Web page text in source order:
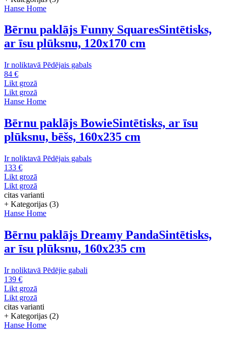
Hanse Home
Bērnu paklājs Funny SquaresSintētisks,
ar īsu plūksnu, 120x170 cm
Ir noliktavā Pēdējais gabals
84 €
Likt grozā
Likt grozā
Hanse Home
Bērnu paklājs BowieSintētisks, ar īsu
plūksnu, bēšs, 160x235 cm
Ir noliktavā Pēdējais gabals
133 €
Likt grozā
Likt grozā
citas varianti
+ Kategorijas (3)
Hanse Home
Bērnu paklājs Dreamy PandaSintētisks,
ar īsu plūksnu, 160x235 cm
Ir noliktavā Pēdējie gabali
139 €
Likt grozā
Likt grozā
citas varianti
+ Kategorijas (2)
Hanse Home